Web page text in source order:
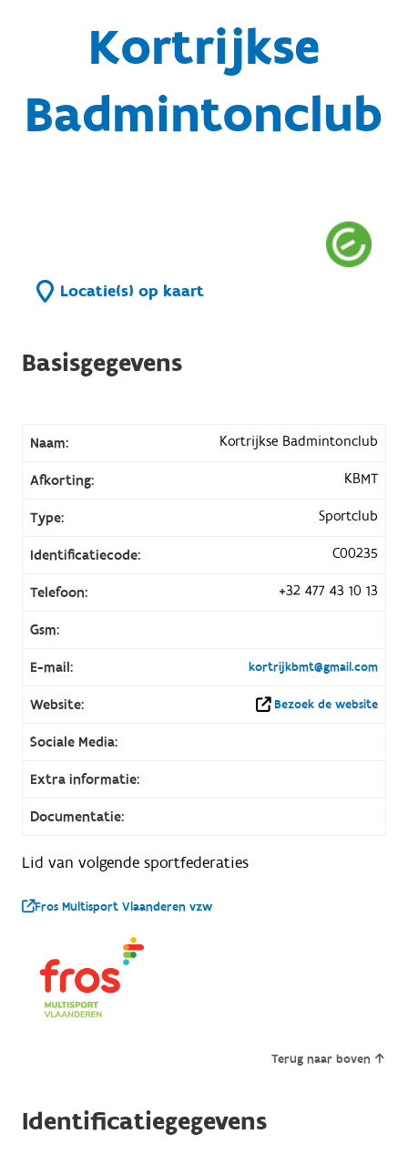
Kortrijkse
Badmintonclub
Locatie(s) op kaart
Basisgegevens
Naam: Kortrijkse Badmintonclub
Afkorting: KBMT
Type: Sportclub
Identificatiecode: C00235
Telefoon: +32 477 43 10 13
Gsm:
E-mail: kortrijkbmt@gmail.com
Website: Bezoek de website
Sociale Media:
Extra informatie:
Documentatie:
Lid van volgende sportfederaties
Fros Multisport Vlaanderen vzw
Terug naar boven
Identificatiegegevens